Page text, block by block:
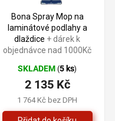
Bona Spray Mop na
laminátové podlahy a
dlaždice + dárek k
objednávce nad 1000Kč
SKLADEM(5 ks)
1 764 Kč bez DPH
2 135 Kč